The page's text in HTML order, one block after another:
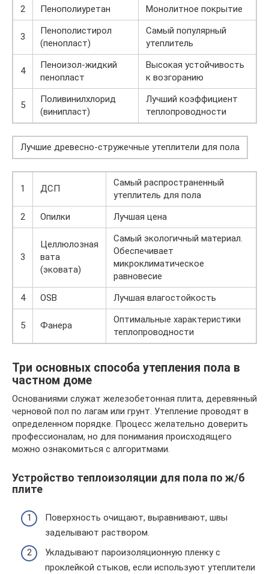
2 Пенополиуретан Монолитное покрытие
3
Пенополистирол
(пенопласт)
Самый популярный
утеплитель
4
Пеноизол-жидкий
пенопласт
Высокая устойчивость
к возгоранию
5
Поливинилхлорид
(винипласт)
Лучший коэффициент
теплопроводности
Лучшие древесно-стружечные утеплители для пола
1 ДСП
Самый распространенный
утеплитель для пола
2
Опилки Лучшая цена
3
Целлюлозная
вата
(эковата)
Самый экологичный материал.
Обеспечивает
микроклиматическое
равновесие
4
OSB Лучшая влагостойкость
5 Фанера
Оптимальные характеристики
теплопроводности
Три основных способа утепления пола в
частном доме
Основаниями служат железобетонная плита, деревянный
черновой пол по лагам или грунт. Утепление проводят в
определенном порядке. Процесс желательно доверить
профессионалам, но для понимания происходящего
можно ознакомиться с алгоритмами.
Устройство теплоизоляции для пола по ж/б
плите
Поверхность очищают, выравнивают, швы
заделывают раствором.
Укладывают пароизоляционную пленку с
проклейкой стыков, если используют утеплители